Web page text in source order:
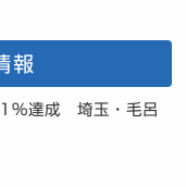
報
達成 埼玉・毛呂